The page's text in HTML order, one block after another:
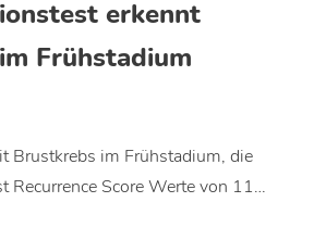
erkennt
Frühstadium
Brustkrebs im Frühstadium, die
Recurrence Score Werte von 11…